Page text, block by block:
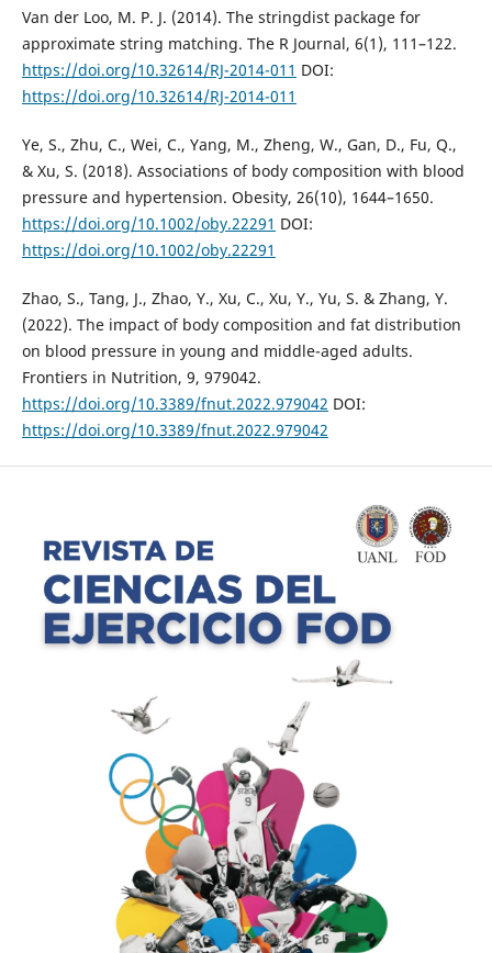
Van der Loo, M. P. J. (2014). The stringdist package for
approximate string matching. The R Journal, 6(1), 111–122.
https://doi.org/10.32614/RJ-2014-011 DOI:
https://doi.org/10.32614/RJ-2014-011
Ye, S., Zhu, C., Wei, C., Yang, M., Zheng, W., Gan, D., Fu, Q.,
& Xu, S. (2018). Associations of body composition with blood
pressure and hypertension. Obesity, 26(10), 1644–1650.
https://doi.org/10.1002/oby.22291 DOI:
https://doi.org/10.1002/oby.22291
Zhao, S., Tang, J., Zhao, Y., Xu, C., Xu, Y., Yu, S. & Zhang, Y.
(2022). The impact of body composition and fat distribution
on blood pressure in young and middle-aged adults.
Frontiers in Nutrition, 9, 979042.
https://doi.org/10.3389/fnut.2022.979042 DOI:
https://doi.org/10.3389/fnut.2022.979042